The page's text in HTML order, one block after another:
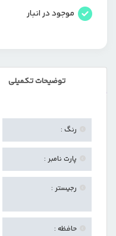
موجود در انبار
توضیحات تکمیلی
رنگ :
پارت نامبر :
رجیستر :
حافظه :